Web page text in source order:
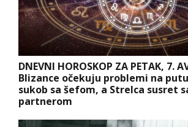
DNEVNI HOROSKOP ZA PETAK, 7.
Blizance očekuju problemi na
sukob sa šefom, a Strelca susret
partnerom